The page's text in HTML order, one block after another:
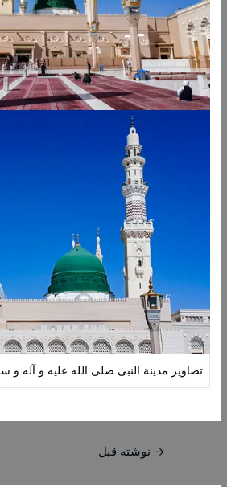
تصاویر مدینة النبی صلی الله علیه و آله و
راهبری
→ نوشته قبل